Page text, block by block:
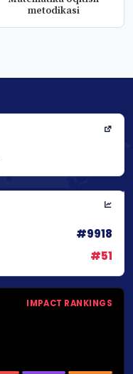
metodikasi
#9918
#51
IMPACT RANKINGS